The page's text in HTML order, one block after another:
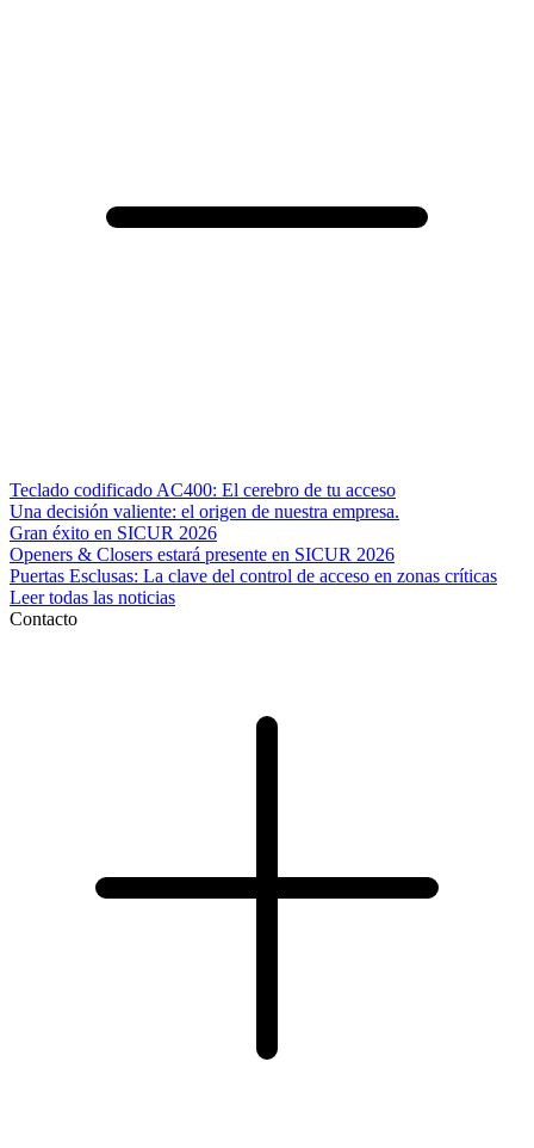
Teclado codificado AC400: El cerebro de tu acceso
Una decisión valiente: el origen de nuestra empresa.
Gran éxito en SICUR 2026
Openers & Closers estará presente en SICUR 2026
Puertas Esclusas: La clave del control de acceso en zonas críticas
Leer todas las noticias
Contacto